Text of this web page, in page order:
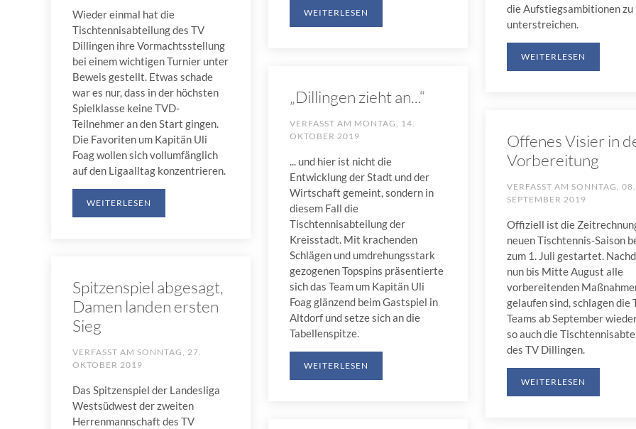
Wieder einmal hat die
Tischtennisabteilung des TV
Dillingen ihre Vormachtsstellung
bei einem wichtigen Turnier unter
Beweis gestellt. Etwas schade
war es nur, dass in der höchsten
Spielklasse keine TVD-
Teilnehmer an den Start gingen.
Die Favoriten um Kapitän Uli
Foag wollen sich vollumfänglich
auf den Ligaalltag konzentrieren.
WEITERLESEN
WEITERLESEN
Spitzenspiel abgesagt,
Damen landen ersten
Sieg
VERFASST AM SONNTAG, 27.
OKTOBER 2019
Das Spitzenspiel der Landesliga
Westsüdwest der zweiten
Herrenmannschaft des TV
„Dillingen zieht an...“
VERFASST AM MONTAG, 14.
OKTOBER 2019
... und hier ist nicht die
Entwicklung der Stadt und der
Wirtschaft gemeint, sondern in
diesem Fall die
Tischtennisabteilung der
Kreisstadt. Mit krachenden
Schlägen und umdrehungsstark
gezogenen Topspins präsentierte
sich das Team um Kapitän Uli
Foag glänzend beim Gastspiel in
Altdorf und setze sich an die
Tabellenspitze.
WEITERLESEN
die Aufstiegsambitionen zu
unterstreichen.
WEITERLESEN
Offenes Visier in
Vorbereitung
VERFASST AM SONNTAG, 08.
SEPTEMBER 2019
Offiziell ist die
neuen Tischtennis-Saison
zum 1. Juli gestartet.
nun bis Mitte August alle
vorbereitenden
gelaufen sind, schlagen die
Teams ab September
so auch die
des TV Dillingen.
WEITERLESEN